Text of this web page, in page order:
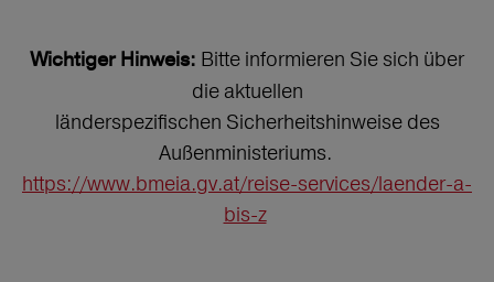
Wichtiger Hinweis: Bitte informieren Sie sich über
die aktuellen
länderspezifischen Sicherheitshinweise des
Außenministeriums.
https://www.bmeia.gv.at/reise-services/laender-a-
bis-z